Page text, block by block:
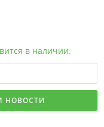
в наличии:
НОВОСТИ